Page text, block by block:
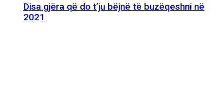
Disa gjëra që do t’ju bëjnë të buzëqeshni në
2021